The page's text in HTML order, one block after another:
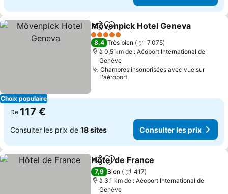
Choix populaire
PartagerAjouter à mes favoris
Mövenpick Hotel Geneva
5 Étoiles
8,4 Très bien
7 075
à 0.5 km de : Aéoport International de
Genève
Chambres insonorisées avec vue sur
l'aéroport
De 117 €
Consulter les prix de 18 sites Consulter les prix
PartagerAjouter à mes favoris
Hôtel de France
7,9 Bien
417
à 3.1 km de : Aéoport International de
Genève